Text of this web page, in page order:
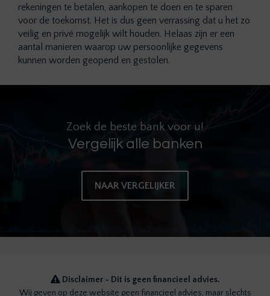
rekeningen te betalen, aankopen te doen en te sparen
voor de toekomst. Het is dus geen verrassing dat u het zo
veilig en privé mogelijk wilt houden. Helaas zijn er een
aantal manieren waarop uw persoonlijke gegevens
kunnen worden geopend en gestolen.
Zoek de beste bank voor u!
Vergelijk alle banken
NAAR VERGELIJKER
Disclaimer - Dit is geen financieel advies.
Wij geven op deze website geen financieel advies, maar slechts